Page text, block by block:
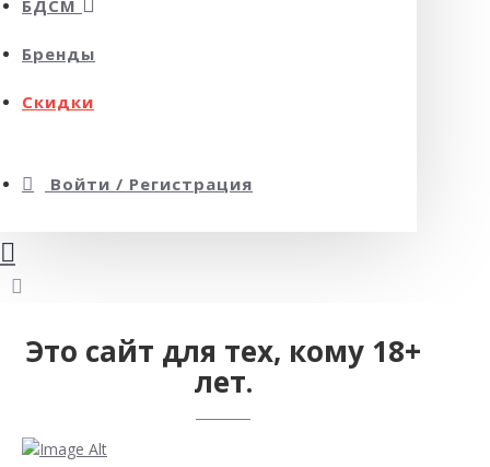
БДСМ
Бренды
Скидки
Войти / Регистрация
Это сайт для тех, кому 18+
лет.